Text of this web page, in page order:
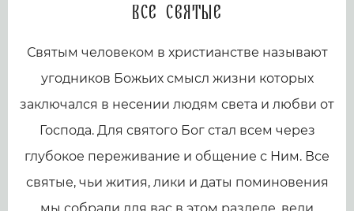
Все святые
Святым человеком в христианстве называют
угодников Божьих смысл жизни которых
заключался в несении людям света и любви от
Господа. Для святого Бог стал всем через
глубокое переживание и общение с Ним. Все
святые, чьи жития, лики и даты поминовения